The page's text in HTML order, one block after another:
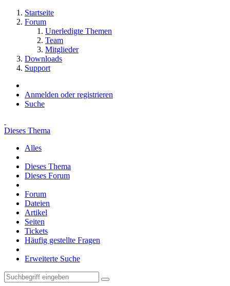
Startseite
Forum
Unerledigte Themen
Team
Mitglieder
Downloads
Support
Anmelden oder registrieren
Suche
Dieses Thema
Alles
Dieses Thema
Dieses Forum
Forum
Dateien
Artikel
Seiten
Tickets
Häufig gestellte Fragen
Erweiterte Suche